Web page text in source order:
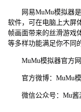
网易MuMu模拟器是
软件，可在电脑上大屏
帧画面带来的丝滑游戏
等多样功能满足你不同
MuMu模拟器官方网
官方微博：MuMu
微信公众号：Mu酱